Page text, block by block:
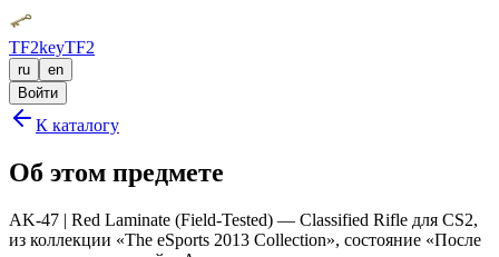
TF2keyTF2
ru
en
Войти
К каталогу
Об этом предмете
AK-47 | Red Laminate (Field-Tested) — Classified Rifle для CS2,
из коллекции «The eSports 2013 Collection», состояние «После